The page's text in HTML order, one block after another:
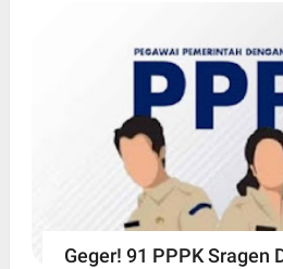
Geger! 91 PPPK Sragen